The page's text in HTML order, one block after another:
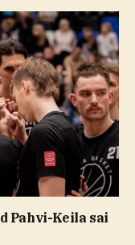
Pahvi-Keila sai